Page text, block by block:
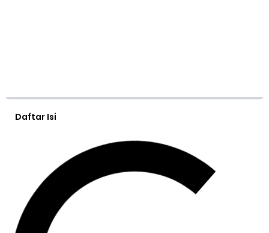
Daftar Isi